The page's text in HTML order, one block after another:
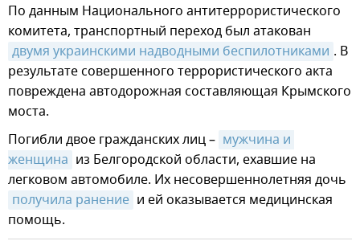
По данным Национального антитеррористического
комитета, транспортный переход был атакован
двумя украинскими надводными беспилотниками . В
результате совершенного террористического акта
повреждена автодорожная составляющая Крымского
моста.
Погибли двое гражданских лиц – мужчина и
женщина из Белгородской области, ехавшие на
легковом автомобиле. Их несовершеннолетняя дочь
получила ранение и ей оказывается медицинская
помощь.